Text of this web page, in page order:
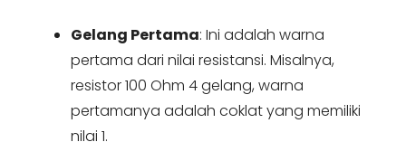
Gelang Pertama: Ini adalah warna
pertama dari nilai resistansi. Misalnya,
resistor 100 Ohm 4 gelang, warna
pertamanya adalah coklat yang memiliki
nilai 1.